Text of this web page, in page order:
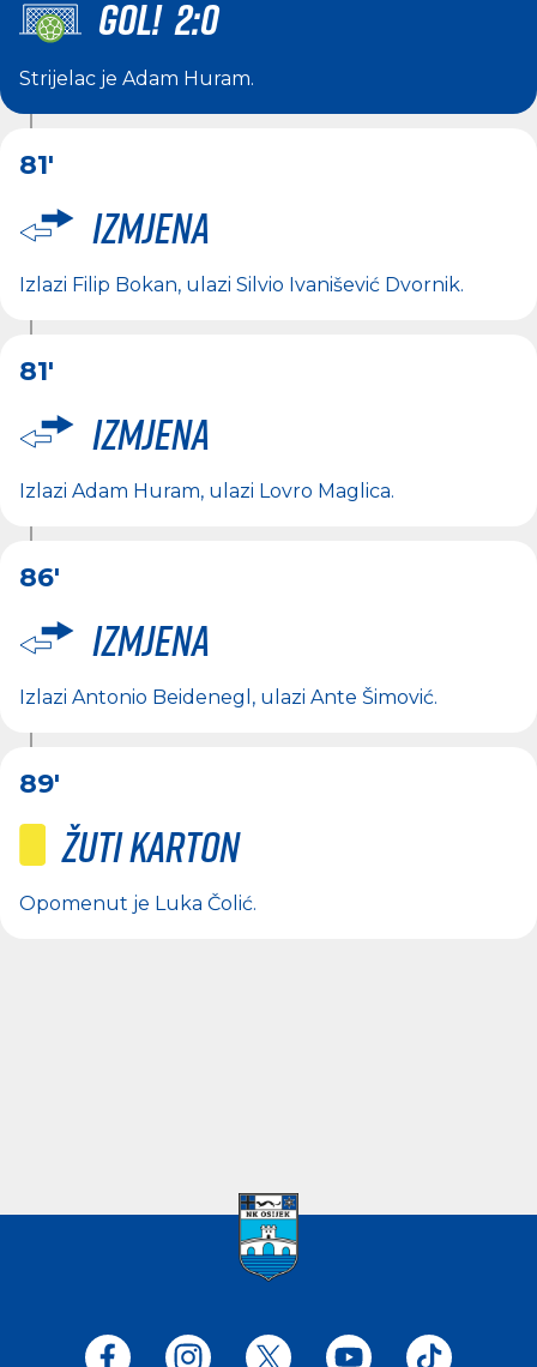
GOL! 2:0
Strijelac je Adam Huram.
81'
Izmjena
Izlazi Filip Bokan, ulazi Silvio Ivanišević Dvornik.
81'
Izmjena
Izlazi Adam Huram, ulazi Lovro Maglica.
86'
Izmjena
Izlazi Antonio Beidenegl , ulazi Ante Šimović.
89'
Žuti karton
Opomenut je Luka Čolić.